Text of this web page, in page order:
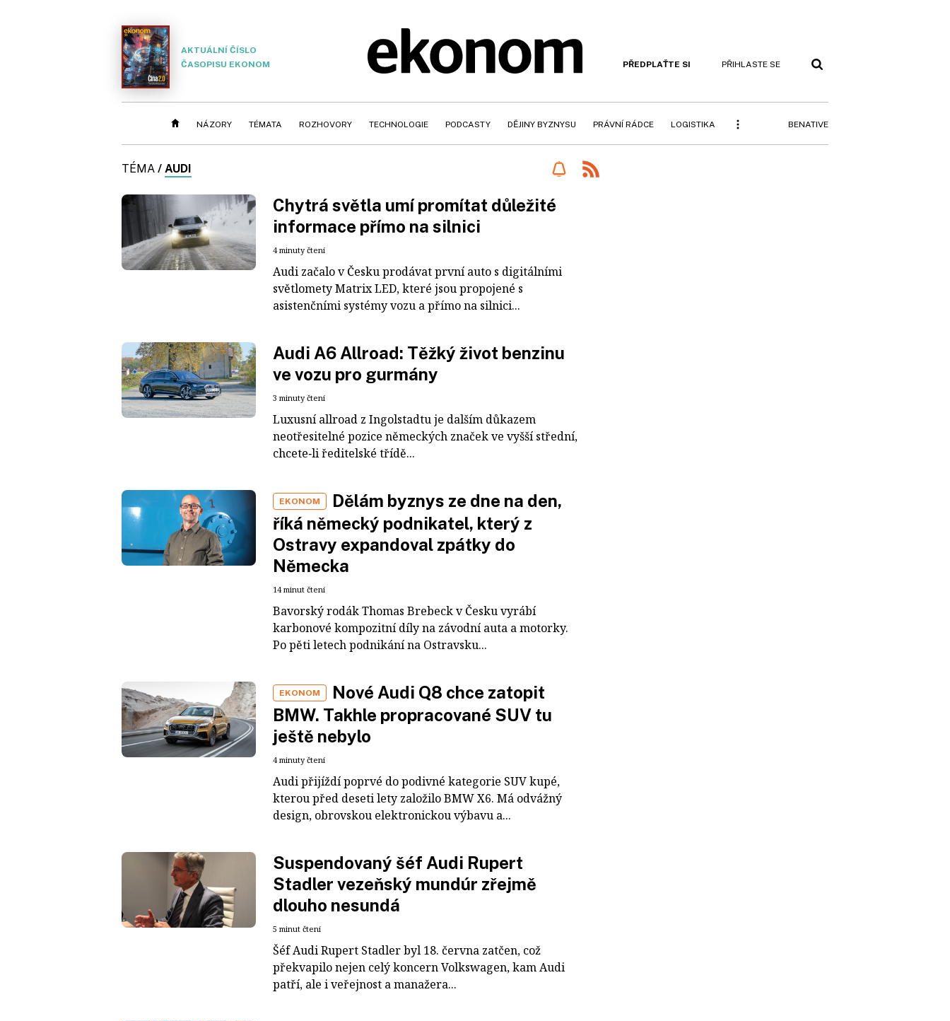
AKTUÁLNÍ ČÍSLO
ČASOPISU EKONOM
PŘEDPLAŤTE SI PŘIHLASTE SE
NÁZORY TÉMATA ROZHOVORY TECHNOLOGIE PODCASTY DĚJINY BYZNYSU PRÁVNÍ RÁDCE LOGISTIKA BENATIVE
TÉMA / AUDI
Chytrá světla umí promítat důležité
informace přímo na silnici
4 minuty čtení
Audi začalo v Česku prodávat první auto s digitálními
světlomety Matrix LED, které jsou propojené s
asistenčními systémy vozu a přímo na silnici...
Audi A6 Allroad: Těžký život benzinu
ve vozu pro gurmány
3 minuty čtení
Luxusní allroad z Ingolstadtu je dalším důkazem
neotřesitelné pozice německých značek ve vyšší střední,
chcete‑li ředitelské třídě...
EKONOM
Dělám byznys ze dne na den,
říká německý podnikatel, který z
Ostravy expandoval zpátky do
Německa
14 minut čtení
Bavorský rodák Thomas Brebeck v Česku vyrábí
karbonové kompozitní díly na závodní auta a motorky.
Po pěti letech podnikání na Ostravsku...
EKONOM
Nové Audi Q8 chce zatopit
BMW. Takhle propracované SUV tu
ještě nebylo
4 minuty čtení
Audi přijíždí poprvé do podivné kategorie SUV kupé,
kterou před deseti lety založilo BMW X6. Má odvážný
design, obrovskou elektronickou výbavu a...
Suspendovaný šéf Audi Rupert
Stadler vezeňský mundúr zřejmě
dlouho nesundá
5 minut čtení
Šéf Audi Rupert Stadler byl 18. června zatčen, což
překvapilo nejen celý koncern Volkswagen, kam Audi
patří, ale i veřejnost a manažera...